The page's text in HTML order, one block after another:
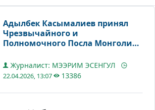
Адылбек Касымалиев принял
Чрезвычайного и
Полномочного Посла Монголии
Журналист: МЭЭРИМ ЭСЕНГУЛ
22.04.2026, 13:07 13386